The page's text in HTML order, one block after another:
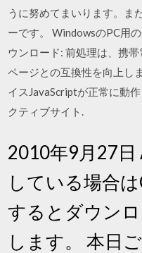
うに努めてまいります。ま
ーです。 WindowsのPC用
ウンロード: 前処理は、携
ページとの互換性を向上し
イスJavaScriptが正常に動
クティブサイト.
2010年9月27
している場合
するとダウン
します。 本日